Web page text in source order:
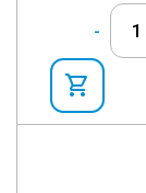
-
shopping_cart